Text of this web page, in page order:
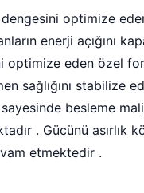
dengesini optimize
enerji açığını
optimize eden özel
sağlığını stabilize
besleme
. Gücünü asırlık
etmektedir .